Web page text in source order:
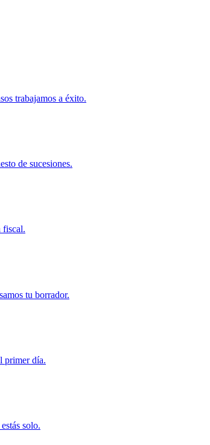
trabajamos a éxito.
de sucesiones.
fiscal.
tu borrador.
primer día.
solo.